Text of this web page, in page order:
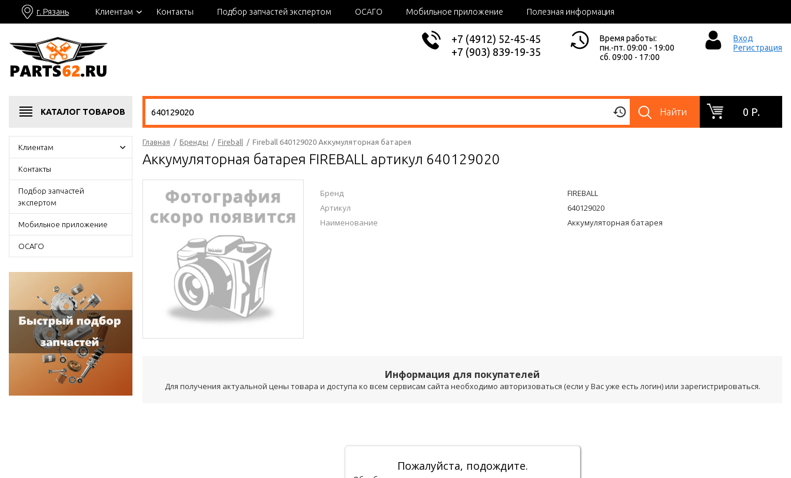
г. Рязань Клиентам Контакты Подбор запчастей экспертом ОСАГО Мобильное приложение Полезная информация
+7 (4912) 52-45-45
+7 (903) 839-19-35
Время работы:
пн.-пт. 09:00 - 19:00
сб. 09:00 - 17:00
Вход
Регистрация
КАТАЛОГ ТОВАРОВ Найти 0 Р.
Клиентам
Контакты
Подбор запчастей
экспертом
Мобильное приложение
ОСАГО
Главная / Бренды / Fireball / Fireball 640129020 Аккумуляторная батарея
Аккумуляторная батарея FIREBALL артикул 640129020
Бренд
FIREBALL
Артикул
640129020
Наименование
Аккумуляторная батарея
Информация для покупателей
Для получения актуальной цены товара и доступа ко всем сервисам сайта необходимо авторизоваться (если у Вас уже есть логин) или зарегистрироваться.
Пожалуйста, подождите.